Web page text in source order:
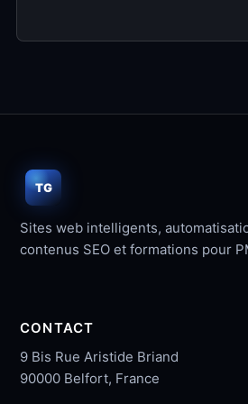
TG
Sites web intelligents,
contenus SEO et formations pour
CONTACT
9 Bis Rue Aristide Briand
90000 Belfort, France